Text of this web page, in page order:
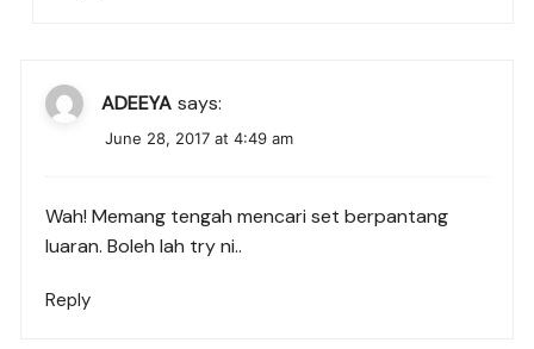
ADEEYA says:
June 28, 2017 at 4:49 am
Wah! Memang tengah mencari set berpantang
luaran. Boleh lah try ni..
Reply